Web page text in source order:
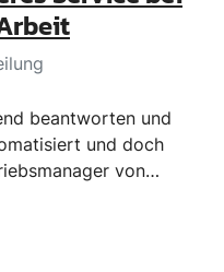
beantworten und
und doch
von…